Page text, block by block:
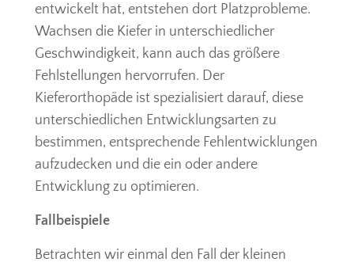
entwickelt hat, entstehen dort Platzprobleme.
Wachsen die Kiefer in unterschiedlicher
Geschwindigkeit, kann auch das größere
Fehlstellungen hervorrufen. Der
Kieferorthopäde ist spezialisiert darauf, diese
unterschiedlichen Entwicklungsarten zu
bestimmen, entsprechende Fehlentwicklungen
aufzudecken und die ein oder andere
Entwicklung zu optimieren.
Fallbeispiele
Betrachten wir einmal den Fall der kleinen